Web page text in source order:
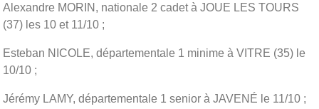
Alexandre MORIN, nationale 2 cadet à JOUE LES TOURS
(37) les 10 et 11/10 ;
Esteban NICOLE, départementale 1 minime à VITRE (35) le
10/10 ;
Jérémy LAMY, départementale 1 senior à JAVENÉ le 11/10 ;